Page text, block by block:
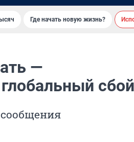
Где начать новую жизнь?
—
сбой